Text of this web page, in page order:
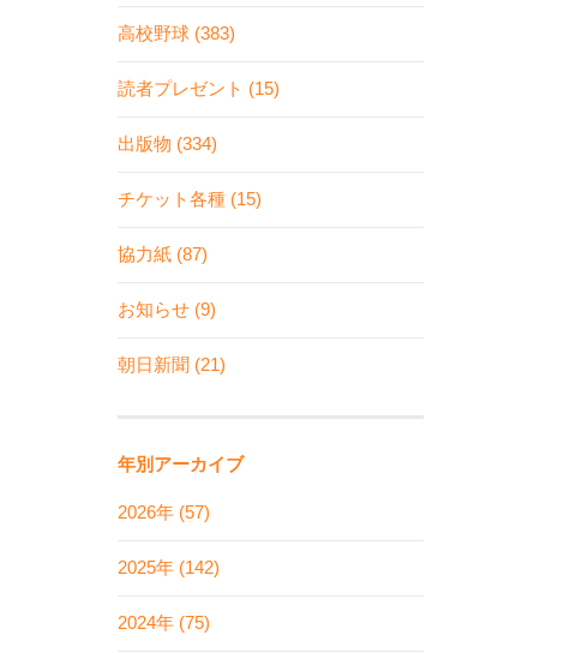
高校野球 (383)
読者プレゼント (15)
出版物 (334)
チケット各種 (15)
協力紙 (87)
お知らせ (9)
朝日新聞 (21)
年別アーカイブ
2026年 (57)
2025年 (142)
2024年 (75)